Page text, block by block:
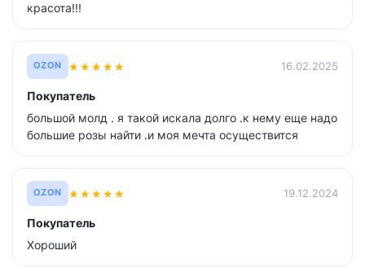
красота!!!
OZON ★★★★★ 16.02.2025
Покупатель
большой молд . я такой искала долго .к нему еще надо
большие розы найти .и моя мечта осуществится
OZON ★★★★★ 19.12.2024
Покупатель
Хороший